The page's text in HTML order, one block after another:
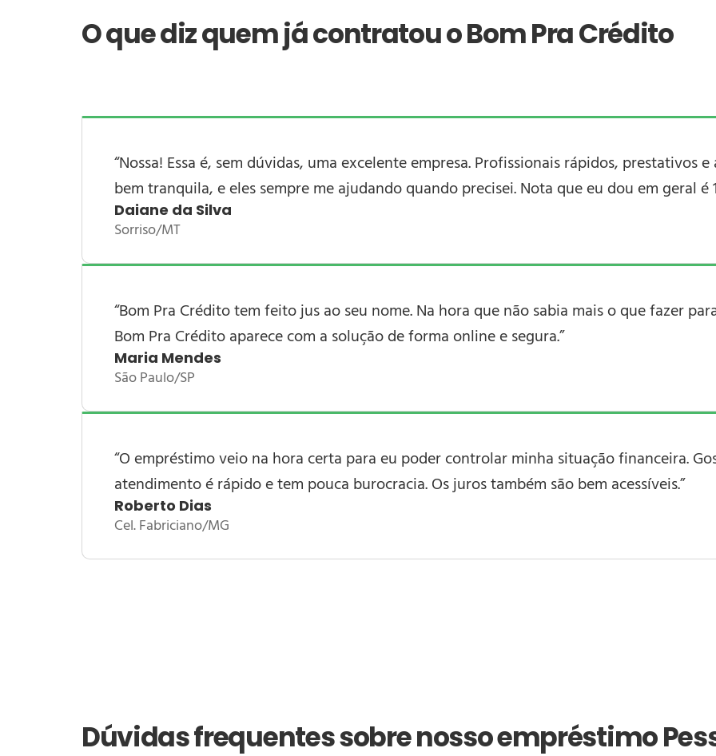
O que diz quem já contratou o Bom Pra Crédito
“Nossa! Essa é, sem dúvidas, uma excelente empresa. Profissionais rápidos, prestativos
bem tranquila, e eles sempre me ajudando quando precisei. Nota que eu dou em geral é
Daiane da Silva
Sorriso/MT
“Bom Pra Créditotem feito jus ao seu nome. Na hora que não sabia mais o que fazer
Bom Pra Créditoaparece com a solução de forma online e segura.”
Maria Mendes
São Paulo/SP
“O empréstimo veio na hora certa para eu poder controlar minha situação financeira.
atendimento é rápido e tem pouca burocracia. Os juros também são bem acessíveis.”
Roberto Dias
Cel. Fabriciano/MG
Dúvidas frequentes sobre nosso empréstimo